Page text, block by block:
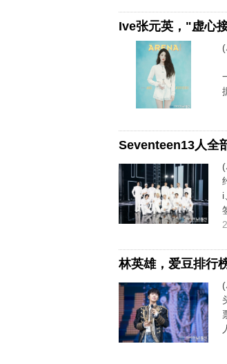
Ive张元英，"虚心
Seventeen13人全
i
林英雄，爱豆排行